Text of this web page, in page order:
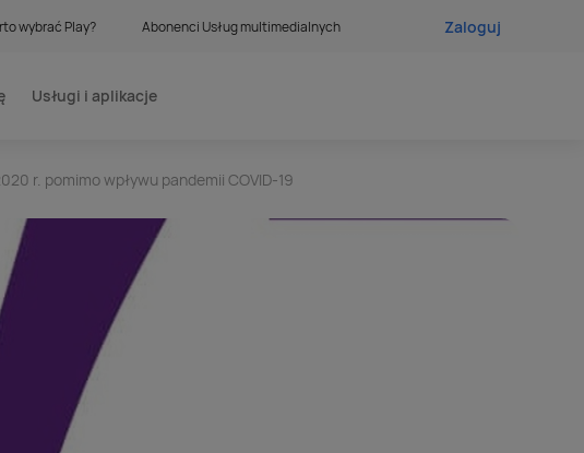
wybrać Play? Abonenci Usług multimedialnych Zaloguj
Usługi i aplikacje
r. pomimo wpływu pandemii COVID-19